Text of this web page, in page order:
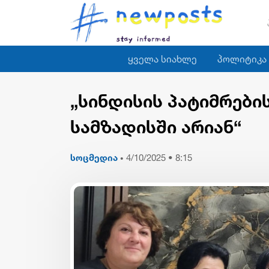
ყველა სიახლე პოლიტიკა
„სინდისის
სამზადისში არიან“
სოცმედია • 4/10/2025 • 8:15